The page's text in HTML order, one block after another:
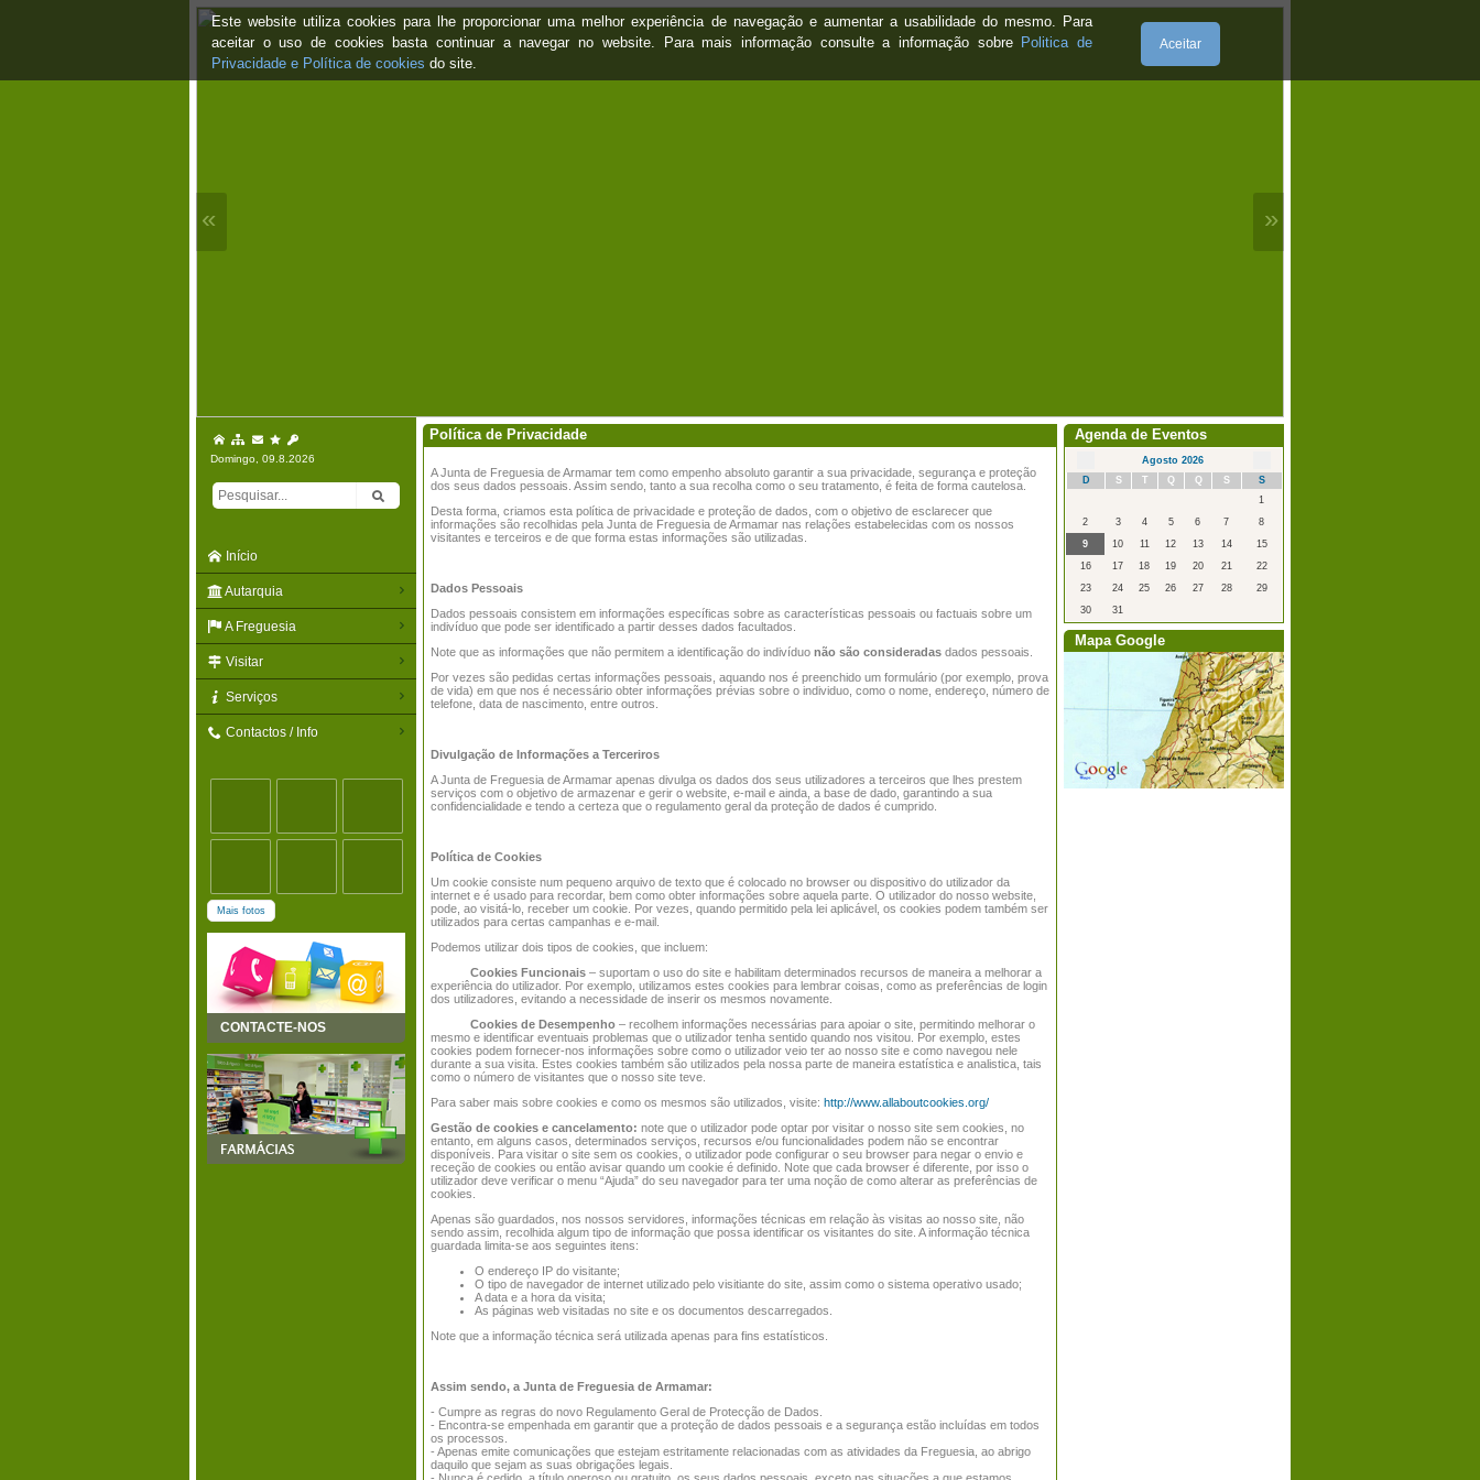
Este website utiliza cookies para lhe proporcionar uma melhor experiência de navegação e aumentar a usabilidade do mesmo. Para
aceitar o uso de cookies basta continuar a navegar no website. Para mais informação consulte a informação sobre Politica de
Privacidade e Política de cookies do site.
Aceitar
« »
Domingo, 09.8.2026
Início
Autarquia
A Freguesia
Visitar
Serviços
Contactos / Info
Mais fotos
CONTACTE-NOS
Política de Privacidade
A Junta de Freguesia de Armamar tem como empenho absoluto garantir a sua privacidade, segurança e proteção
dos seus dados pessoais. Assim sendo, tanto a sua recolha como o seu tratamento, é feita de forma cautelosa.
Desta forma, criamos esta política de privacidade e proteção de dados, com o objetivo de esclarecer que
informações são recolhidas pela Junta de Freguesia de Armamar nas relações estabelecidas com os nossos
visitantes e terceiros e de que forma estas informações são utilizadas.
Dados Pessoais
Dados pessoais consistem em informações específicas sobre as características pessoais ou factuais sobre um
indivíduo que pode ser identificado a partir desses dados facultados.
Note que as informações que não permitem a identificação do indivíduo não são consideradas dados pessoais.
Por vezes são pedidas certas informações pessoais, aquando nos é preenchido um formulário (por exemplo, prova
de vida) em que nos é necessário obter informações prévias sobre o individuo, como o nome, endereço, número de
telefone, data de nascimento, entre outros.
Divulgação de Informações a Terceriros
A Junta de Freguesia de Armamar apenas divulga os dados dos seus utilizadores a terceiros que lhes prestem
serviços com o objetivo de armazenar e gerir o website, e-mail e ainda, a base de dado, garantindo a sua
confidencialidade e tendo a certeza que o regulamento geral da proteção de dados é cumprido.
Política de Cookies
Um cookie consiste num pequeno arquivo de texto que é colocado no browser ou dispositivo do utilizador da
internet e é usado para recordar, bem como obter informações sobre aquela parte. O utilizador do nosso website,
pode, ao visitá-lo, receber um cookie. Por vezes, quando permitido pela lei aplicável, os cookies podem também ser
utilizados para certas campanhas e e-mail.
Podemos utilizar dois tipos de cookies, que incluem:
Cookies Funcionais – suportam o uso do site e habilitam determinados recursos de maneira a melhorar a
experiência do utilizador. Por exemplo, utilizamos estes cookies para lembrar coisas, como as preferências de login
dos utilizadores, evitando a necessidade de inserir os mesmos novamente.
Cookies de Desempenho – recolhem informações necessárias para apoiar o site, permitindo melhorar o
mesmo e identificar eventuais problemas que o utilizador tenha sentido quando nos visitou. Por exemplo, estes
cookies podem fornecer-nos informações sobre como o utilizador veio ter ao nosso site e como navegou nele
durante a sua visita. Estes cookies também são utilizados pela nossa parte de maneira estatística e analistica, tais
como o número de visitantes que o nosso site teve.
Para saber mais sobre cookies e como os mesmos são utilizados, visite: http://www.allaboutcookies.org/
Gestão de cookies e cancelamento: note que o utilizador pode optar por visitar o nosso site sem cookies, no
entanto, em alguns casos, determinados serviços, recursos e/ou funcionalidades podem não se encontrar
disponíveis. Para visitar o site sem os cookies, o utilizador pode configurar o seu browser para negar o envio e
receção de cookies ou então avisar quando um cookie é definido. Note que cada browser é diferente, por isso o
utilizador deve verificar o menu “Ajuda” do seu navegador para ter uma noção de como alterar as preferências de
cookies.
Apenas são guardados, nos nossos servidores, informações técnicas em relação às visitas ao nosso site, não
sendo assim, recolhida algum tipo de informação que possa identificar os visitantes do site. A informação técnica
guardada limita-se aos seguintes itens:
O endereço IP do visitante;
O tipo de navegador de internet utilizado pelo visitiante do site, assim como o sistema operativo usado;
A data e a hora da visita;
As páginas web visitadas no site e os documentos descarregados.
Note que a informação técnica será utilizada apenas para fins estatísticos.
Assim sendo, a Junta de Freguesia de Armamar:
- Cumpre as regras do novo Regulamento Geral de Protecção de Dados.
- Encontra-se empenhada em garantir que a proteção de dados pessoais e a segurança estão incluídas em todos
os processos.
- Apenas emite comunicações que estejam estritamente relacionadas com as atividades da Freguesia, ao abrigo
daquilo que sejam as suas obrigações legais.
Agenda de Eventos
Agosto 2026
D
S T Q Q S
S
1
2
3 4 5 6 7
8
9
10 11 12 13 14
15
16
17 18 19 20 21
22
23
24 25 26 27 28
29
30
31
Mapa Google